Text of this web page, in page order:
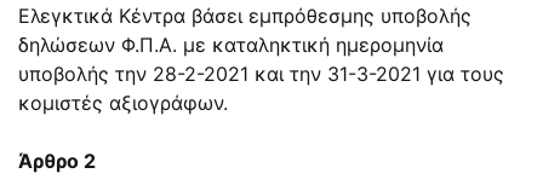
Ελεγκτικά Κέντρα βάσει εμπρόθεσμης υποβολής
δηλώσεων Φ.Π.Α. με καταληκτική ημερομηνία
υποβολής την 28-2-2021 και την 31-3-2021 για τους
κομιστές αξιογράφων.
Άρθρο 2